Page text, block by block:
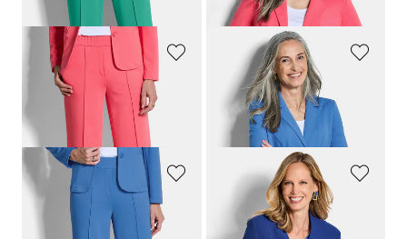
GOLDNER
Jersey broek VERA met biesjes
89,95 €
99,95 €
GOLDNER
Jersey blazer met reverskraag
99,95 € 119,95 €
GOLDNER
Jersey broek VERA met biesjes
99,95 €
119,95 €
179,95 €